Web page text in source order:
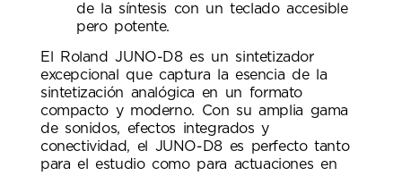
de la síntesis con un teclado accesible
pero potente.
El Roland JUNO-D8 es un sintetizador
excepcional que captura la esencia de la
sintetización analógica en un formato
compacto y moderno. Con su amplia gama
de sonidos, efectos integrados y
conectividad, el JUNO-D8 es perfecto tanto
para el estudio como para actuaciones en